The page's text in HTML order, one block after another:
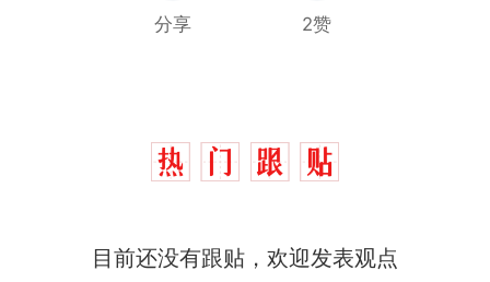
分享 2赞
目前还没有跟贴，欢迎发表观点